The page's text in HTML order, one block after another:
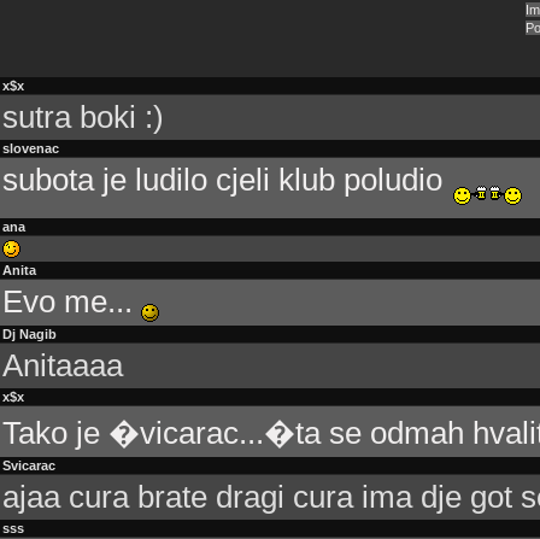
x$x
sutra boki :)
slovenac
subota je ludilo cjeli klub poludio
ana
Anita
Evo me...
Dj Nagib
Anitaaaa
x$x
Tako je �vicarac...�ta se odmah
Svicarac
ajaa cura brate dragi cura ima dje got
sss